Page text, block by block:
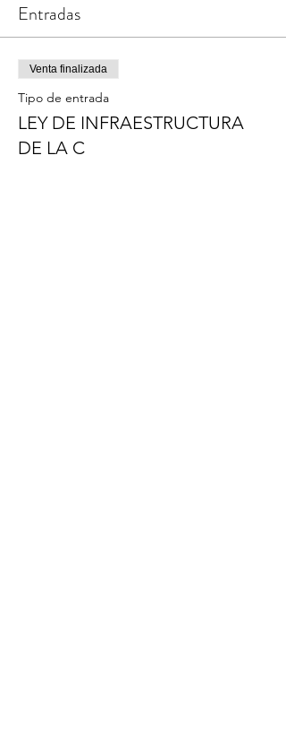
Entradas
Venta finalizada
Tipo de entrada
LEY DE INFRAESTRUCTURA
DE LA C